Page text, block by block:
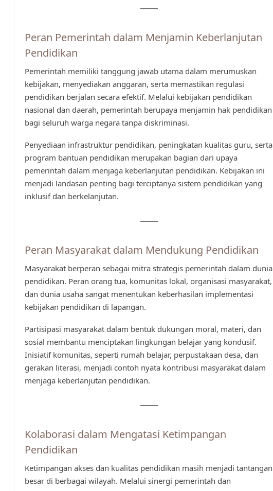
Peran Pemerintah dalam Menjamin Keberlanjutan
Pendidikan
Pemerintah memiliki tanggung jawab utama dalam merumuskan
kebijakan, menyediakan anggaran, serta memastikan regulasi
pendidikan berjalan secara efektif. Melalui kebijakan pendidikan
nasional dan daerah, pemerintah berupaya menjamin hak pendidikan
bagi seluruh warga negara tanpa diskriminasi.
Penyediaan infrastruktur pendidikan, peningkatan kualitas guru, serta
program bantuan pendidikan merupakan bagian dari upaya
pemerintah dalam menjaga keberlanjutan pendidikan. Kebijakan ini
menjadi landasan penting bagi terciptanya sistem pendidikan yang
inklusif dan berkelanjutan.
Peran Masyarakat dalam Mendukung Pendidikan
Masyarakat berperan sebagai mitra strategis pemerintah dalam dunia
pendidikan. Peran orang tua, komunitas lokal, organisasi masyarakat,
dan dunia usaha sangat menentukan keberhasilan implementasi
kebijakan pendidikan di lapangan.
Partisipasi masyarakat dalam bentuk dukungan moral, materi, dan
sosial membantu menciptakan lingkungan belajar yang kondusif.
Inisiatif komunitas, seperti rumah belajar, perpustakaan desa, dan
gerakan literasi, menjadi contoh nyata kontribusi masyarakat dalam
menjaga keberlanjutan pendidikan.
Kolaborasi dalam Mengatasi Ketimpangan
Pendidikan
Ketimpangan akses dan kualitas pendidikan masih menjadi tantangan
besar di berbagai wilayah. Melalui sinergi pemerintah dan